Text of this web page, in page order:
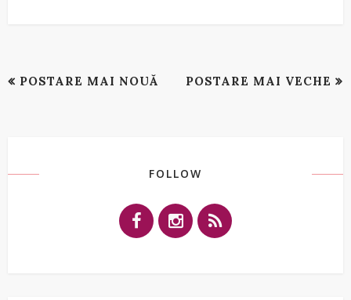
POSTARE MAI NOUĂ POSTARE MAI VECHE
FOLLOW